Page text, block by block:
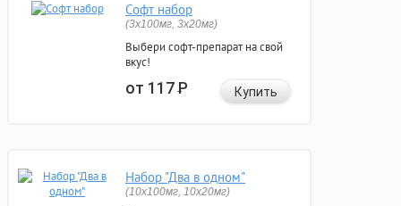
Софт набор
(3x100мг, 3x20мг)
Выбери софт-препарат на свой
вкус!
от 117Р Купить
Набор "Два в одном"
(10x100мг, 10x20мг)